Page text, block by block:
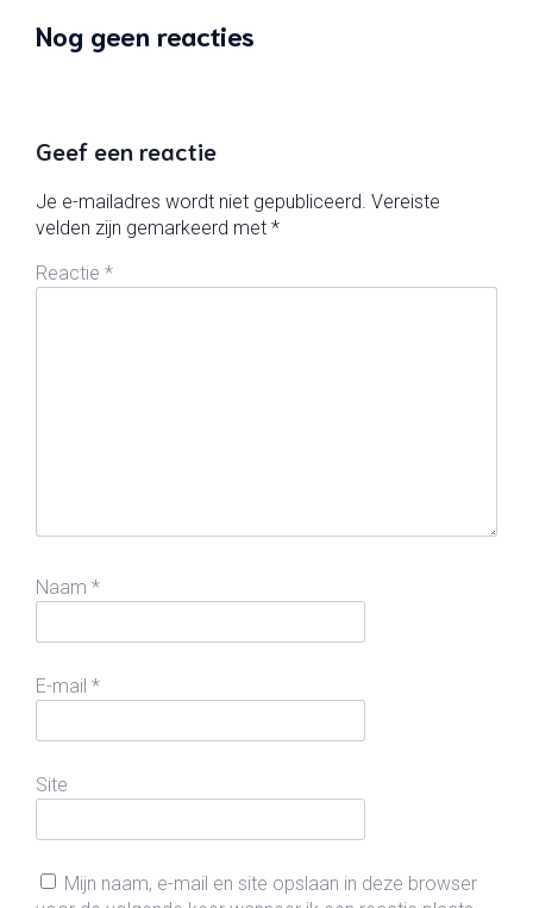
Nog geen reacties
Geef een reactie
Je e-mailadres wordt niet gepubliceerd. Vereiste
velden zijn gemarkeerd met *
Reactie *
Naam *
E-mail *
Site
Mijn naam, e-mail en site opslaan in deze browser